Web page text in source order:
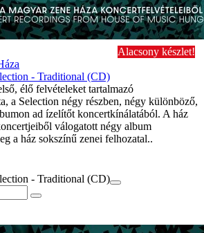
Alacsony készlet!
- Traditional (CD)
élő felvételeket tartalmazó
a Selection négy részben, négy különböző,
ad ízelítőt koncertkínálatából. A ház
válogatott négy album
a ház sokszínű zenei felhozatal..
- Traditional (CD)